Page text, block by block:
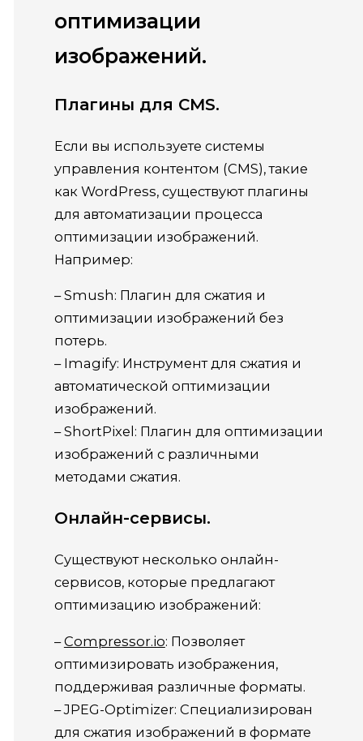
оптимизации
изображений.
Плагины для CMS.
Если вы используете системы
управления контентом (CMS), такие
как WordPress, существуют плагины
для автоматизации процесса
оптимизации изображений.
Например:
– Smush: Плагин для сжатия и
оптимизации изображений без
потерь.
– Imagify: Инструмент для сжатия и
автоматической оптимизации
изображений.
– ShortPixel: Плагин для оптимизации
изображений с различными
методами сжатия.
Онлайн-сервисы.
Существуют несколько онлайн-
сервисов, которые предлагают
оптимизацию изображений:
–Compressor.io: Позволяет
оптимизировать изображения,
поддерживая различные форматы.
– JPEG-Optimizer: Специализирован
для сжатия изображений в формате